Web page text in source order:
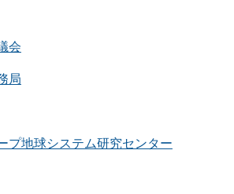
会
局
プ地球システム研究センター